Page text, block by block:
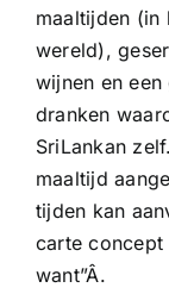
maaltijden (in
wereld),
wijnen en
dranken
SriLankan
maaltijd
tijden kan
carte concept
want”Â.